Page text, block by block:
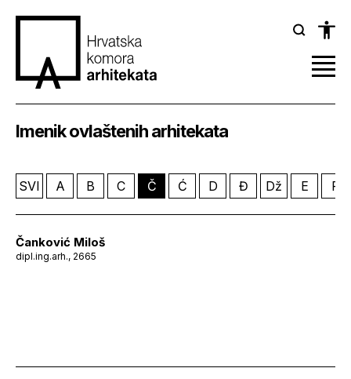
Imenik ovlaštenih arhitekata
SVI A B C Č Ć D Đ Dž E F
Čanković Miloš
dipl.ing.arh., 2665